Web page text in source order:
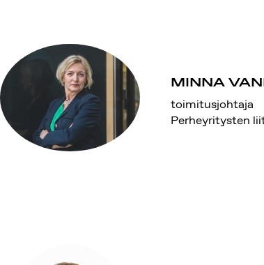
MINNA
toimitusjohtaja
Perheyritysten